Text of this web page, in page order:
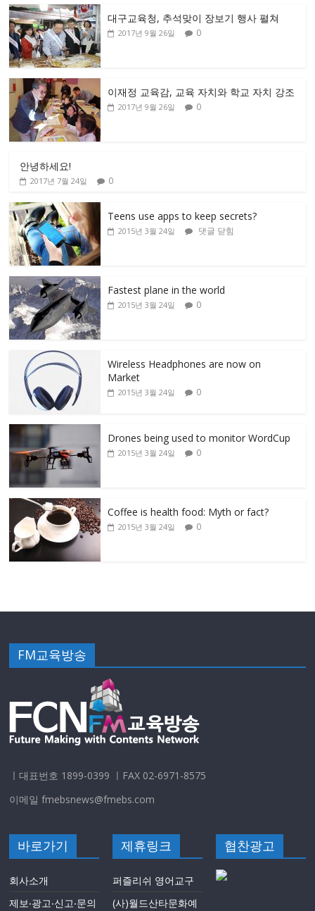
대구교육청, 추석맞이 장보기 행사 펼쳐
2017년 9월 26일 0
이재정 교육감, 교육 자치와 학교 자치 강조
2017년 9월 26일 0
안녕하세요!
2017년 7월 24일 0
Teens use apps to keep secrets?
2015년 3월 24일 댓글 닫힘
Fastest plane in the world
2015년 3월 24일 0
Wireless Headphones are now on
Market
2015년 3월 24일 0
Drones being used to monitor WordCup
2015년 3월 24일 0
Coffee is health food: Myth or fact?
2015년 3월 24일 0
FM교육방송
ㅣ대표번호 1899-0399 ㅣFAX 02-6971-8575
이메일 fmebsnews@fmebs.com
바로가기
회사소개
제보‧광고‧신고‧문의
제휴링크
퍼즐리쉬 영어교구
(사)월드산타문화예
협찬광고